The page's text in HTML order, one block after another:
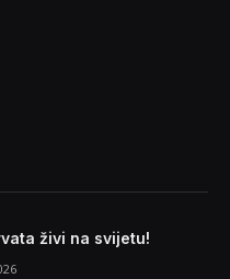
živi na svijetu!